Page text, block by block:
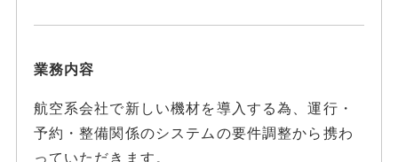
業務内容
航空系会社で新しい機材を導入する為、運行・
予約・整備関係のシステムの要件調整から携わ
っていただきます。